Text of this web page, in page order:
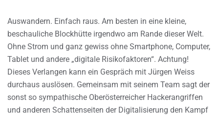
Auswandern. Einfach raus. Am besten in eine kleine,
beschauliche Blockhütte irgendwo am Rande dieser Welt.
Ohne Strom und ganz gewiss ohne Smartphone, Computer,
Tablet und andere „digitale Risikofaktoren“. Achtung!
Dieses Verlangen kann ein Gespräch mit Jürgen Weiss
durchaus auslösen. Gemeinsam mit seinem Team sagt der
sonst so sympathische Oberösterreicher Hackerangriffen
und anderen Schattenseiten der Digitalisierung den Kampf